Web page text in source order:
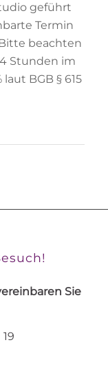
geführt
Termin
beachten
Stunden im
BGB § 615
Sie